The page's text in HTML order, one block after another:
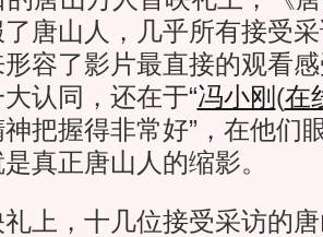
了唐山人，几乎所有接受
容了影片最直接的观看
认同，还在于“冯小刚 (在
把握得非常好”，在他们
真正唐山人的缩影。
，十几位接受采访的唐